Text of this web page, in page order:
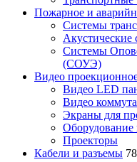
Пожарное и
Cистемы
Системы
(СОУЭ)
Видео
Видео LED
Видео
Экраны для
Оборудование
Проекторы
Кабели и разъемы